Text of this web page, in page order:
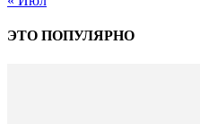
ЭТО ПОПУЛЯРНО